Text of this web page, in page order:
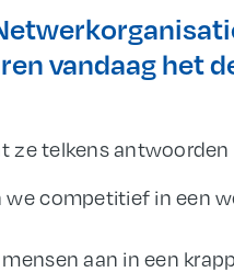
vandaag het
ze telkens
we competitief in een
aan in een